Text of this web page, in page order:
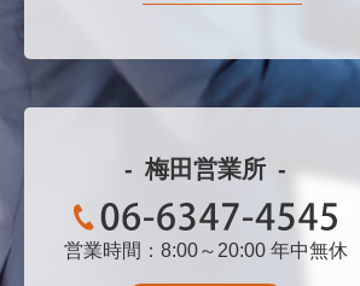
梅田営業所
06-6347-4545
営業時間：8:00～20:00 年中無休